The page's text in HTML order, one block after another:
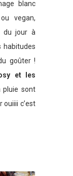
blanc
vegan,
du jour à
habitudes
goûter !
et les
pluie sont
ouiiii c’est